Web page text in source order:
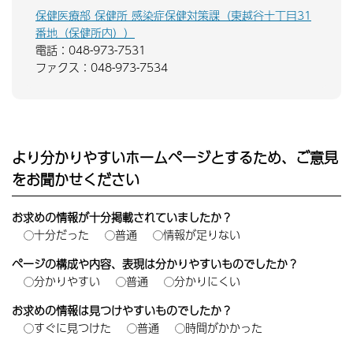
保健医療部 保健所 感染症保健対策課（東越谷十丁目31
番地（保健所内））
電話：048-973-7531
ファクス：048-973-7534
より分かりやすいホームページとするため、ご意見
をお聞かせください
お求めの情報が十分掲載されていましたか？
十分だった
普通
情報が足りない
ページの構成や内容、表現は分かりやすいものでしたか？
分かりやすい
普通
分かりにくい
お求めの情報は見つけやすいものでしたか？
すぐに見つけた
普通
時間がかかった